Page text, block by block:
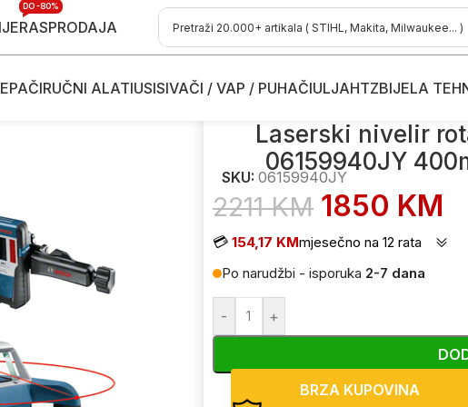
RASPRODAJA
DO -80%
RUČNI ALATIUSISIVAČI / VAP / PUHAČIULJAHTZBIJELA
Laserski nivelir rotacioni Bosch GRL 400 H 06159940JY
Laserski nivelir
06159940JY
SKU: 06159940JY
2211KM 1850 KM
💳 154,17 KMmjesečno na 12 rata
Po narudžbi - isporuka 2-7 dana
- +
BRZA KUPOVINA